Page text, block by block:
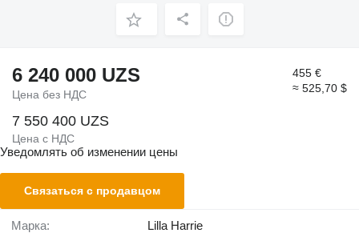
6 240 000 UZS
Цена без НДС
455 €
≈ 525,70 $
7 550 400 UZS
Цена с НДС
Уведомлять об изменении цены
Связаться с продавцом
Марка: Lilla Harrie